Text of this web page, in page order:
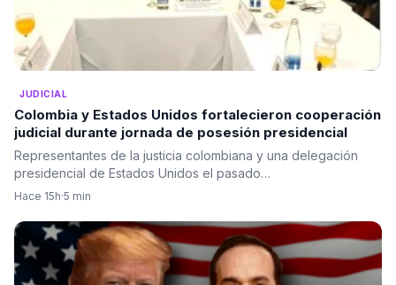
JUDICIAL
Colombia y Estados Unidos fortalecieron cooperación
judicial durante jornada de posesión presidencial
Representantes de la justicia colombiana y una delegación
presidencial de Estados Unidos el pasado…
Hace 15h·5 min